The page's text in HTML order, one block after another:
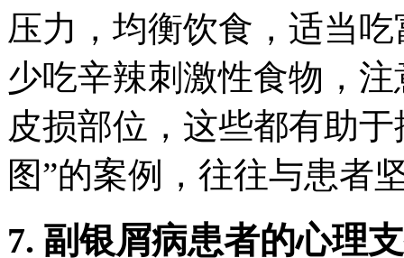
压力，均衡饮食，适当
少吃辛辣刺激性食物，
皮损部位，这些都有助
图”的案例，往往与患者
7. 副银屑病患者的心理